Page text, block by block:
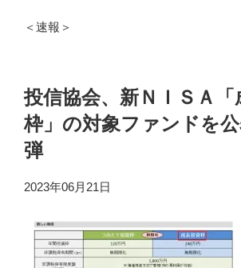
＜速報＞
投信協会、新ＮＩＳＡ「
枠」の対象ファンドを公
弾
2023年06月21日